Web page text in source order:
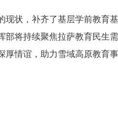
状，补齐了基层学前教育
将持续聚焦拉萨教育民生
情谊，助力雪域高原教育事